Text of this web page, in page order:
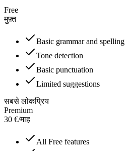
Free
मुफ़्त
Basic grammar and spelling
Tone detection
Basic punctuation
Limited suggestions
सबसे लोकप्रिय
Premium
30 €/माह
All Free features